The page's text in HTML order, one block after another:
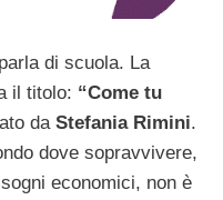
di scuola. La
il titolo: “Come tu
da Stefania Rimini.
dove sopravvivere,
economici, non è